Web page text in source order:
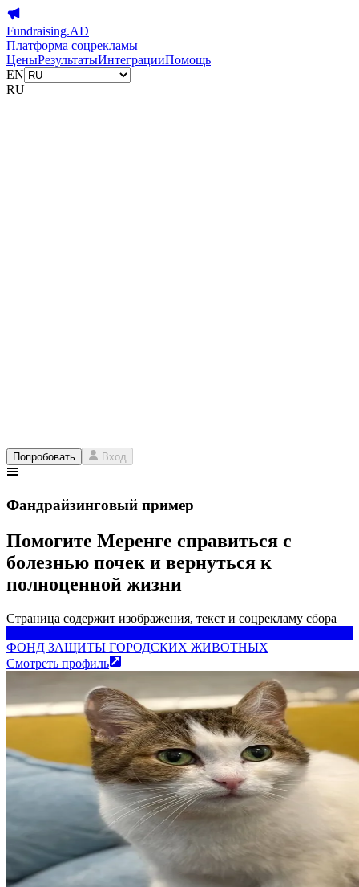
Fundraising.AD
Платформа соцрекламы
ЦеныРезультатыИнтеграцииПомощь
EN
RU
Попробовать Вход
Фандрайзинговый пример
Помогите Меренге справиться с
болезнью почек и вернуться к
полноценной жизни
Страница содержит изображения, текст и соцрекламу сбора
ФОНД ЗАЩИТЫ ГОРОДСКИХ ЖИВОТНЫХ
Смотреть профиль